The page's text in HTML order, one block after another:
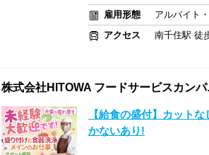
雇用形態
アルバイト
アクセス
南千住駅 徒
株式会社HITOWA フードサービスカン
【給食の盛付】カット
かないあり!